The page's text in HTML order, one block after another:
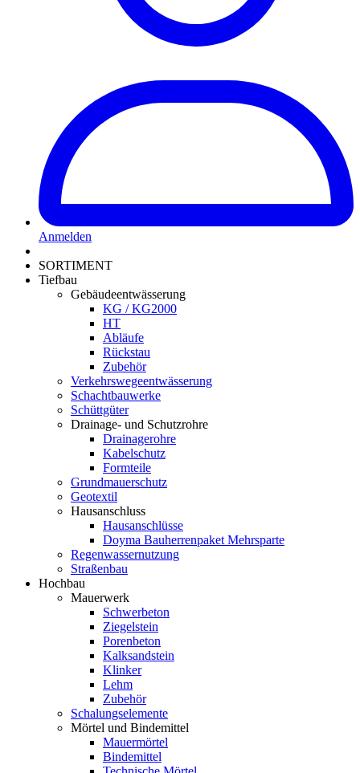
Anmelden
SORTIMENT
Tiefbau
Gebäudeentwässerung
KG / KG2000
HT
Abläufe
Rückstau
Zubehör
Verkehrswegeentwässerung
Schachtbauwerke
Schüttgüter
Drainage- und Schutzrohre
Drainagerohre
Kabelschutz
Formteile
Grundmauerschutz
Geotextil
Hausanschluss
Hausanschlüsse
Doyma Bauherrenpaket Mehrsparte
Regenwassernutzung
Straßenbau
Hochbau
Mauerwerk
Schwerbeton
Ziegelstein
Porenbeton
Kalksandstein
Klinker
Lehm
Zubehör
Schalungselemente
Mörtel und Bindemittel
Mauermörtel
Bindemittel